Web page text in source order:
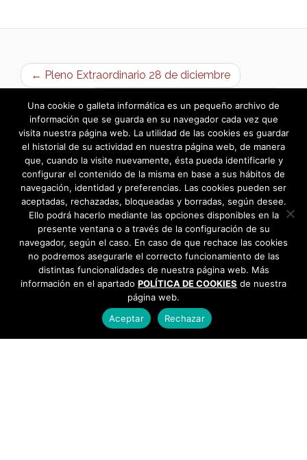
← Pleno Extraordinario 28 de diciembre
Campaña animales de compañia →
Una cookie o galleta informática es un pequeño archivo de
información que se guarda en su navegador cada vez que
visita nuestra página web. La utilidad de las cookies es guardar
el historial de su actividad en nuestra página web, de manera
que, cuando la visite nuevamente, ésta pueda identificarle y
configurar el contenido de la misma en base a sus hábitos de
navegación, identidad y preferencias. Las cookies pueden ser
aceptadas, rechazadas, bloqueadas y borradas, según desee.
Ello podrá hacerlo mediante las opciones disponibles en la
presente ventana o a través de la configuración de su
navegador, según el caso. En caso de que rechace las cookies
no podremos asegurarle el correcto funcionamiento de las
distintas funcionalidades de nuestra página web. Más
información en el apartado POLÍTICA DE COOKIES de nuestra
página web.
Aceptar
Rechazar